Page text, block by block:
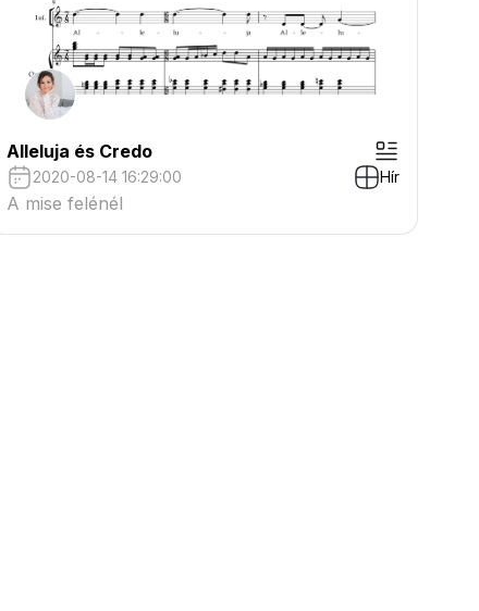
Alleluja és Credo
2020-08-14 16:29:00 Hír
A mise felénél